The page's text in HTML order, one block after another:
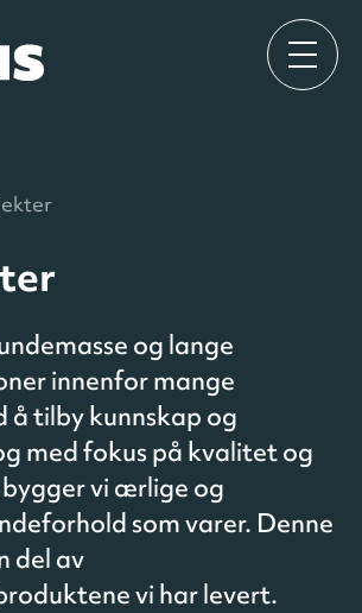
og lange
innenfor mange
å tilby kunnskap og
med fokus på kvalitet og
vi ærlige og
som varer. Denne
del av
vi har levert.